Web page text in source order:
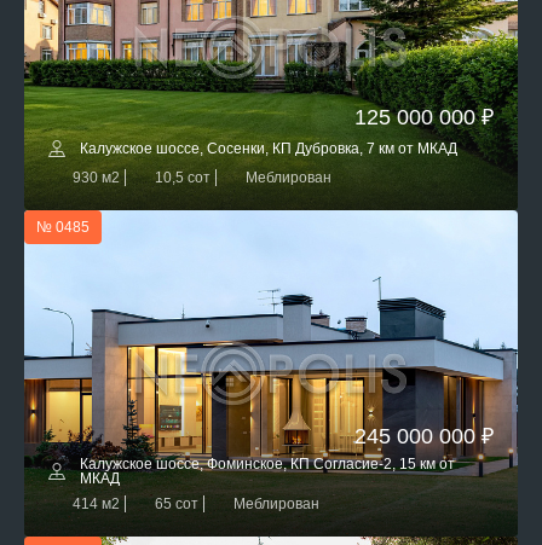
125 000 000 ₽
Калужское шоссе, Сосенки, КП Дубровка, 7 км от МКАД
930 м2
10,5 сот Меблирован
№ 0485
245 000 000 ₽
Калужское шоссе, Фоминское, КП Согласие-2, 15 км от
МКАД
414 м2
65 сот Меблирован